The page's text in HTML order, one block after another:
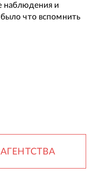
наблюдения и
что вспомнить